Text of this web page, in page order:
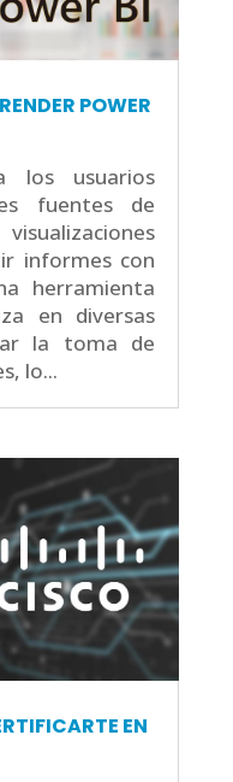
POWER
los usuarios
fuentes de
informes con
herramienta
en diversas
la toma de
lo...
EN